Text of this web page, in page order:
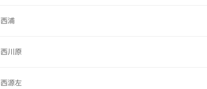
西浦
西川原
西源左